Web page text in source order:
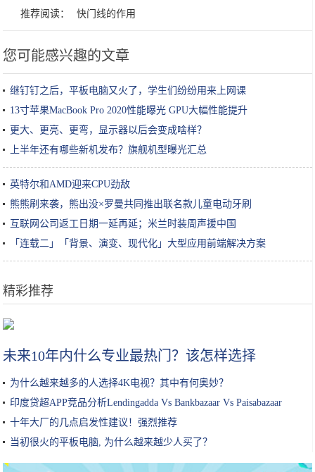
推荐阅读： 快门线的作用
您可能感兴趣的文章
继钉钉之后，平板电脑又火了，学生们纷纷用来上网课
13寸苹果MacBook Pro 2020性能曝光 GPU大幅性能提升
更大、更亮、更弯，显示器以后会变成啥样？
上半年还有哪些新机发布？旗舰机型曝光汇总
英特尔和AMD迎来CPU劲敌
熊熊刷来袭，熊出没×罗曼共同推出联名款儿童电动牙刷
互联网公司返工日期一延再延；米兰时装周声援中国
「连载二」「背景、演变、现代化」大型应用前端解决方案
精彩推荐
未来10年内什么专业最热门？该怎样选择
为什么越来越多的人选择4K电视？其中有何奥妙？
印度贷超APP竞品分析Lendingadda Vs Bankbazaar Vs Paisabazaar
十年大厂的几点启发性建议！强烈推荐
当初很火的平板电脑, 为什么越来越少人买了？